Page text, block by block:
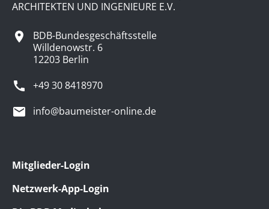
ARCHITEKTEN UND INGENIEURE E.V.
BDB-Bundesgeschäftsstelle
Willdenowstr. 6
12203 Berlin
+49 30 8418970
info@baumeister-online.de
Mitglieder-Login
Netzwerk-App-Login